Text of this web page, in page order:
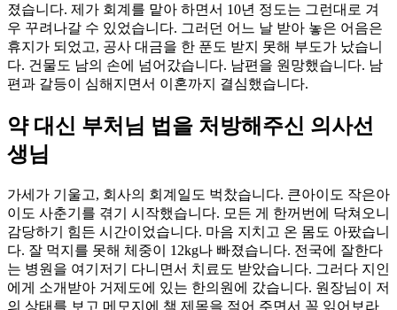
졌습니다. 제가 회계를 맡아 하면서 10년 정도는 그런대로 겨
우 꾸려나갈 수 있었습니다. 그러던 어느 날 받아 놓은 어음은
휴지가 되었고, 공사 대금을 한 푼도 받지 못해 부도가 났습니
다. 건물도 남의 손에 넘어갔습니다. 남편을 원망했습니다. 남
편과 갈등이 심해지면서 이혼까지 결심했습니다.
약 대신 부처님 법을 처방해주신 의사선
생님
가세가 기울고, 회사의 회계일도 벅찼습니다. 큰아이도 작은아
이도 사춘기를 겪기 시작했습니다. 모든 게 한꺼번에 닥쳐오니
감당하기 힘든 시간이었습니다. 마음 지치고 온 몸도 아팠습니
다. 잘 먹지를 못해 체중이 12kg나 빠졌습니다. 전국에 잘한다
는 병원을 여기저기 다니면서 치료도 받았습니다. 그러다 지인
에게 소개받아 거제도에 있는 한의원에 갔습니다. 원장님이 저
의 상태를 보고 메모지에 책 제목을 적어 주면서 꼭 읽어보라